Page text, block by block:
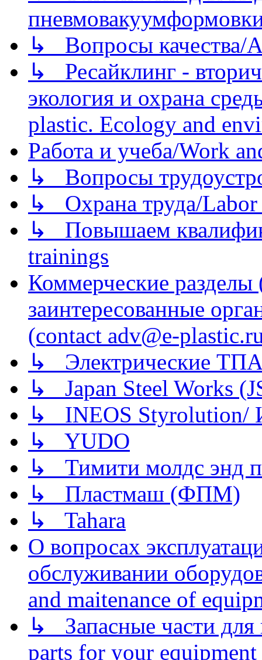
↳ Вопросы качества/
↳ Ресайклинг -
экология и охрана
plastic. Ecology and
Работа и учеба/Work
↳ Вопросы
↳ Охрана труда/Labor
↳ Повышаем
trainings
Коммерческие
заинтересованные
(contact adv@e-
↳ Электрические
↳ Japan Steel Works
↳ INEOS
↳ YUDO
↳ Тимити молдс энд
↳ Пластмаш (ФПМ)
↳ Tahara
О вопросах
обслуживании
and maitenance of
↳ Запасные части для
parts for your equipment